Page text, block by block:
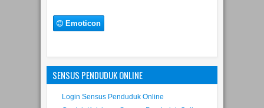
Login Sensus Penduduk Online
Contoh Kuisioner Sensus Penduduk Online